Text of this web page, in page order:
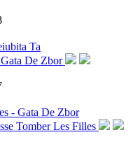
Ta
- Gata De Zbor